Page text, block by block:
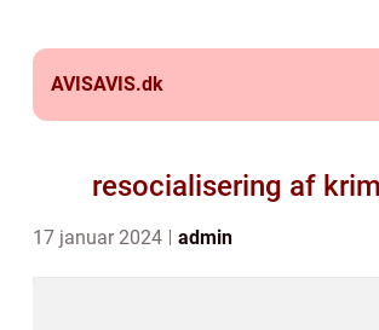
AVISAVIS.dk
resocialisering af
17 januar 2024 admin